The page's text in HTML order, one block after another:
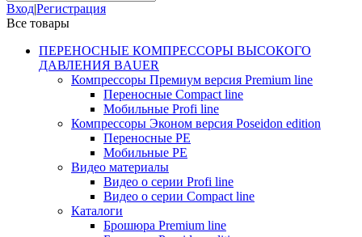
Вход|Регистрация
Все товары
ПЕРЕНОСНЫЕ КОМПРЕССОРЫ ВЫСОКОГО
ДАВЛЕНИЯ BAUER
Компрессоры Премиум версия Premium line
Переносные Compact line
Мобильные Profi line
Компрессоры Эконом версия Poseidon edition
Переносные PE
Мобильные PE
Видео материалы
Видео о серии Profi line
Видео о серии Compact line
Каталоги
Брошюра Premium line